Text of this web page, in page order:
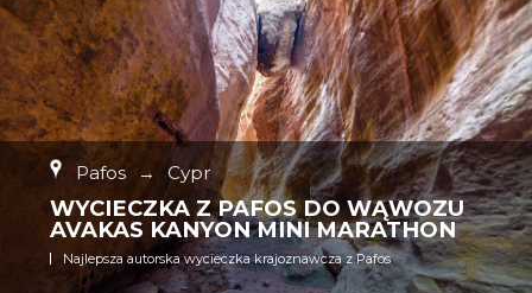
Pafos → Cypr
WYCIECZKA Z PAFOS DO WĄWOZU
AVAKAS KANYON MINI MARATHON
Najlepsza autorska wycieczka krajoznawcza z Pafos